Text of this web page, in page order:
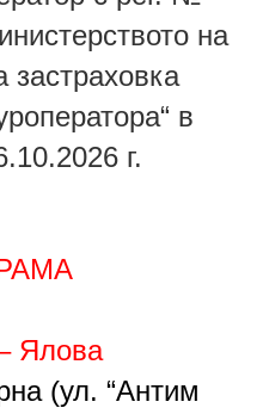
на
застраховка
в
г.
Ялова
(ул. “Антим